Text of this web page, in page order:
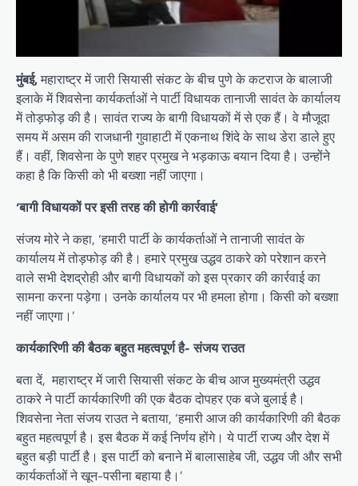
मुंबई,महाराष्ट्र में जारी सियासी संकट के बीच पुणे के कटराज के बालाजी
इलाके में शिवसेना कार्यकर्ताओं ने पार्टी विधायक तानाजी सावंत के कार्यालय
में तोड़फोड़ की है। सावंत राज्य के बागी विधायकों में से एक हैं। वे मौजूदा
समय में असम की राजधानी गुवाहाटी में एकनाथ शिंदे के साथ डेरा डाले हुए
हैं। वहीं, शिवसेना के पुणे शहर प्रमुख ने भड़काऊ बयान दिया है। उन्होंने
कहा है कि किसी को भी बख्शा नहीं जाएगा।
‘बागी विधायकों पर इसी तरह की होगी कार्रवाई’
संजय मोरे ने कहा, ‘हमारी पार्टी के कार्यकर्ताओं ने तानाजी सावंत के
कार्यालय में तोड़फोड़ की है। हमारे प्रमुख उद्धव ठाकरे को परेशान करने
वाले सभी देशद्रोही और बागी विधायकों को इस प्रकार की कार्रवाई का
सामना करना पड़ेगा। उनके कार्यालय पर भी हमला होगा। किसी को बख्शा
नहीं जाएगा।’
कार्यकारिणी की बैठक बहुत महत्वपूर्ण है- संजय राउत
बता दें, महाराष्ट्र में जारी सियासी संकट के बीच आज मुख्यमंत्री उद्धव
ठाकरे ने पार्टी कार्यकारिणी की एक बैठक दोपहर एक बजे बुलाई है।
शिवसेना नेता संजय राउत ने बताया, ‘हमारी आज की कार्यकारिणी की बैठक
बहुत महत्वपूर्ण है। इस बैठक में कई निर्णय होंगे। ये पार्टी राज्य और देश में
बहुत बड़ी पार्टी है। इस पार्टी को बनाने में बालासाहेब जी, उद्धव जी और सभी
कार्यकर्ताओं ने खून-पसीना बहाया है।’